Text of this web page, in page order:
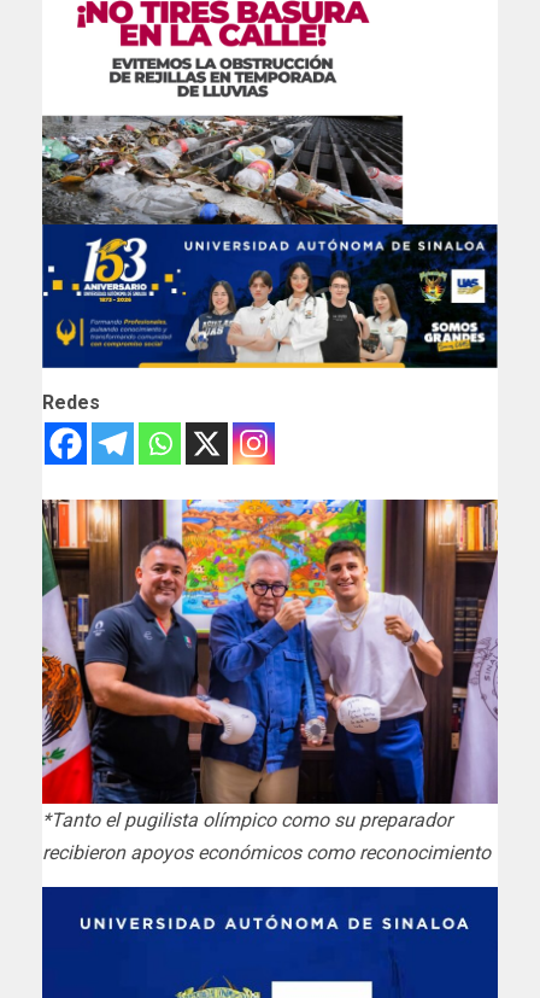
Redes
*Tanto el pugilista olímpico como su preparador
recibieron apoyos económicos como reconocimiento